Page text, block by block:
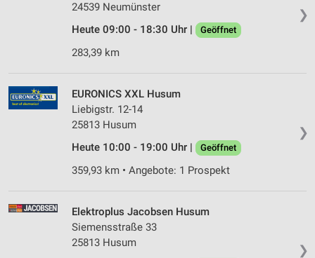
❯
24539 Neumünster
Heute 09:00 - 18:30 Uhr |
Geöffnet
283,39 km
❯
EURONICS XXL Husum
Liebigstr. 12-14
25813 Husum
Heute 10:00 - 19:00 Uhr |
Geöffnet
359,93 km • Angebote: 1 Prospekt
❯
Elektroplus Jacobsen Husum
Siemensstraße 33
25813 Husum
Erstellung von Profilen zur Personalisierung
von Inhalten
Verwendung von Profilen zur Auswahl
Messung der Werbeleistung
Messung der Performance von Inhalten
Analyse von Zielgruppen durch Statistiken oder
Kombinationen von Daten aus verschiedenen
Entwicklung und Verbesserung der Angebote
Verwendung reduzierter Daten zur Auswahl von